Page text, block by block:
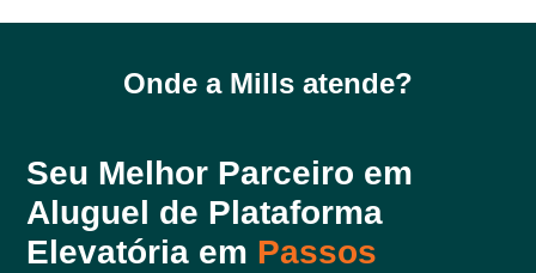
Onde a Mills atende?
Seu Melhor Parceiro em
Aluguel de Plataforma
Elevatória em Passos